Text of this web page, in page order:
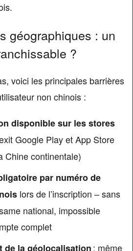
géographiques : un
?
voici les principales barrières
non chinois :
disponible sur les stores
Google Play et App Store
Chine continentale)
par numéro de
lors de l’inscription – sans
national, impossible
complet
de la géolocalisation: même